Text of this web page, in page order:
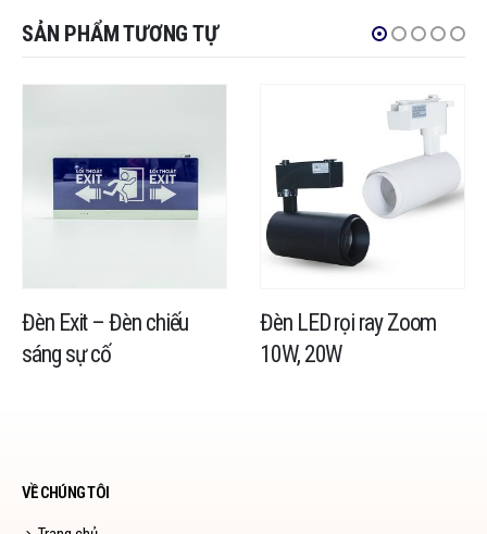
SẢN PHẨM TƯƠNG TỰ
Đèn Exit – Đèn chiếu
sáng sự cố
Đèn LED rọi ray Zoom
10W, 20W
VỀ CHÚNG TÔI